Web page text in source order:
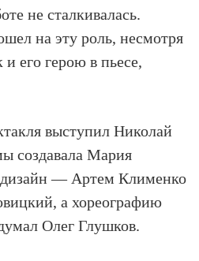
не сталкивалась.
на эту роль, несмотря
и его герою в пьесе,
выступил Николай
создавала Мария
дизайн — Артем Клименко
а хореографию
Олег Глушков.